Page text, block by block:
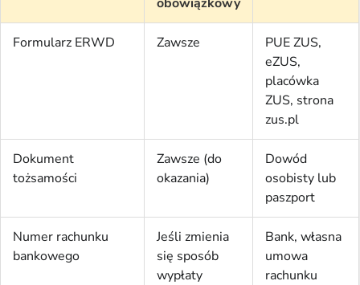
Formularz ERWD Zawsze
PUE ZUS,
eZUS,
placówka
ZUS, strona
zus.pl
Dokument
tożsamości
Zawsze (do
okazania)
Dowód
osobisty lub
paszport
Numer rachunku
bankowego
Jeśli zmienia
się sposób
wypłaty
Bank, własna
umowa
rachunku